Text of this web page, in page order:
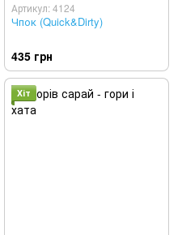
Артикул: 4124
Чпок (Quick&Dirty)
435 грн
Хіт